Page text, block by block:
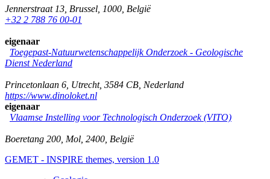
Jennerstraat 13 Brussel 1000 België
+32 2 788 76 00-01
eigenaar
Toegepast-Natuurwetenschappelijk Onderzoek - Geologische
Dienst Nederland
Princetonlaan 6 Utrecht, 3584 CB Nederland
https://www.dinoloket.nl
eigenaar
Vlaamse Instelling voor Technologisch Onderzoek (VITO)
Boeretang 200 Mol 2400 België
GEMET - INSPIRE themes, version 1.0